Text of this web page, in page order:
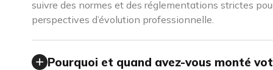
suivre des normes et des réglementations strictes
perspectives d’évolution professionnelle.
Pourquoi et quand avez-vous monté